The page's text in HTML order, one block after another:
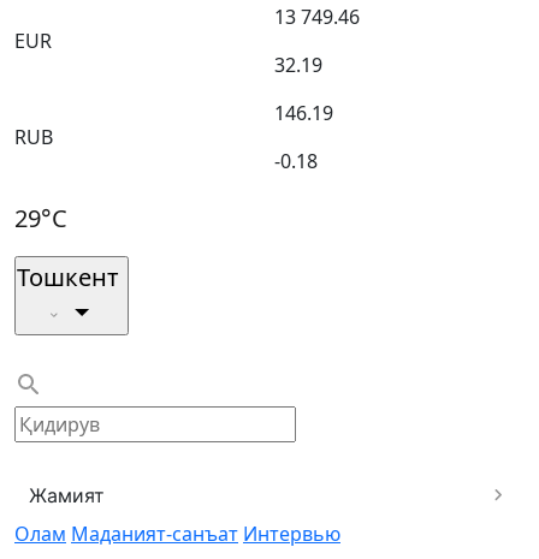
EUR
13 749.46
32.19
RUB
146.19
-0.18
29°C
Тошкент
Жамият
Олам Маданият-санъат Интервью